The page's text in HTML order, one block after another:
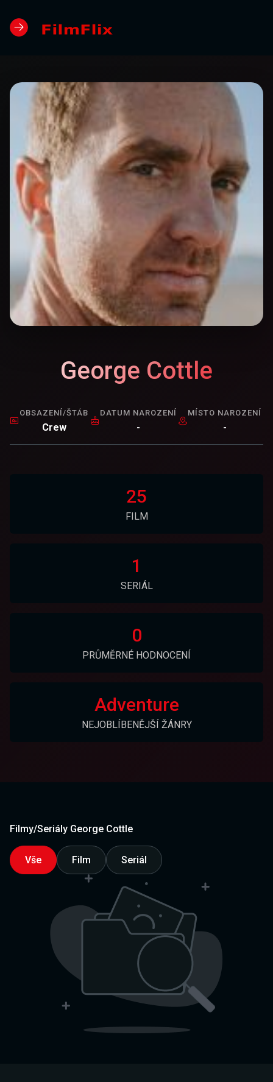
George Cottle
OBSAZENÍ/ŠTÁB
Crew
DATUM NAROZENÍ
-
MÍSTO NAROZENÍ
-
25
FILM
1
SERIÁL
0
PRŮMĚRNÉ HODNOCENÍ
Adventure
NEJOBLÍBENĚJŠÍ ŽÁNRY
Filmy/Seriály George Cottle
Vše Film Seriál